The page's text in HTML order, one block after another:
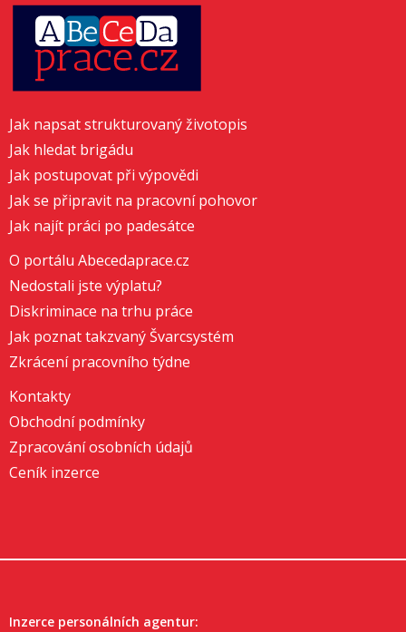
Jak napsat strukturovaný životopis
Jak hledat brigádu
Jak postupovat při výpovědi
Jak se připravit na pracovní pohovor
Jak najít práci po padesátce
O portálu Abecedaprace.cz
Nedostali jste výplatu?
Diskriminace na trhu práce
Jak poznat takzvaný Švarcsystém
Zkrácení pracovního týdne
Kontakty
Obchodní podmínky
Zpracování osobních údajů
Ceník inzerce
Inzerce personálních agentur: